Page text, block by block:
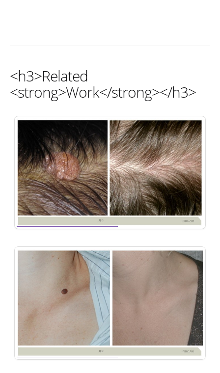
<h3>Related
<strong>Work</strong></h3>
Удаление-новообразований